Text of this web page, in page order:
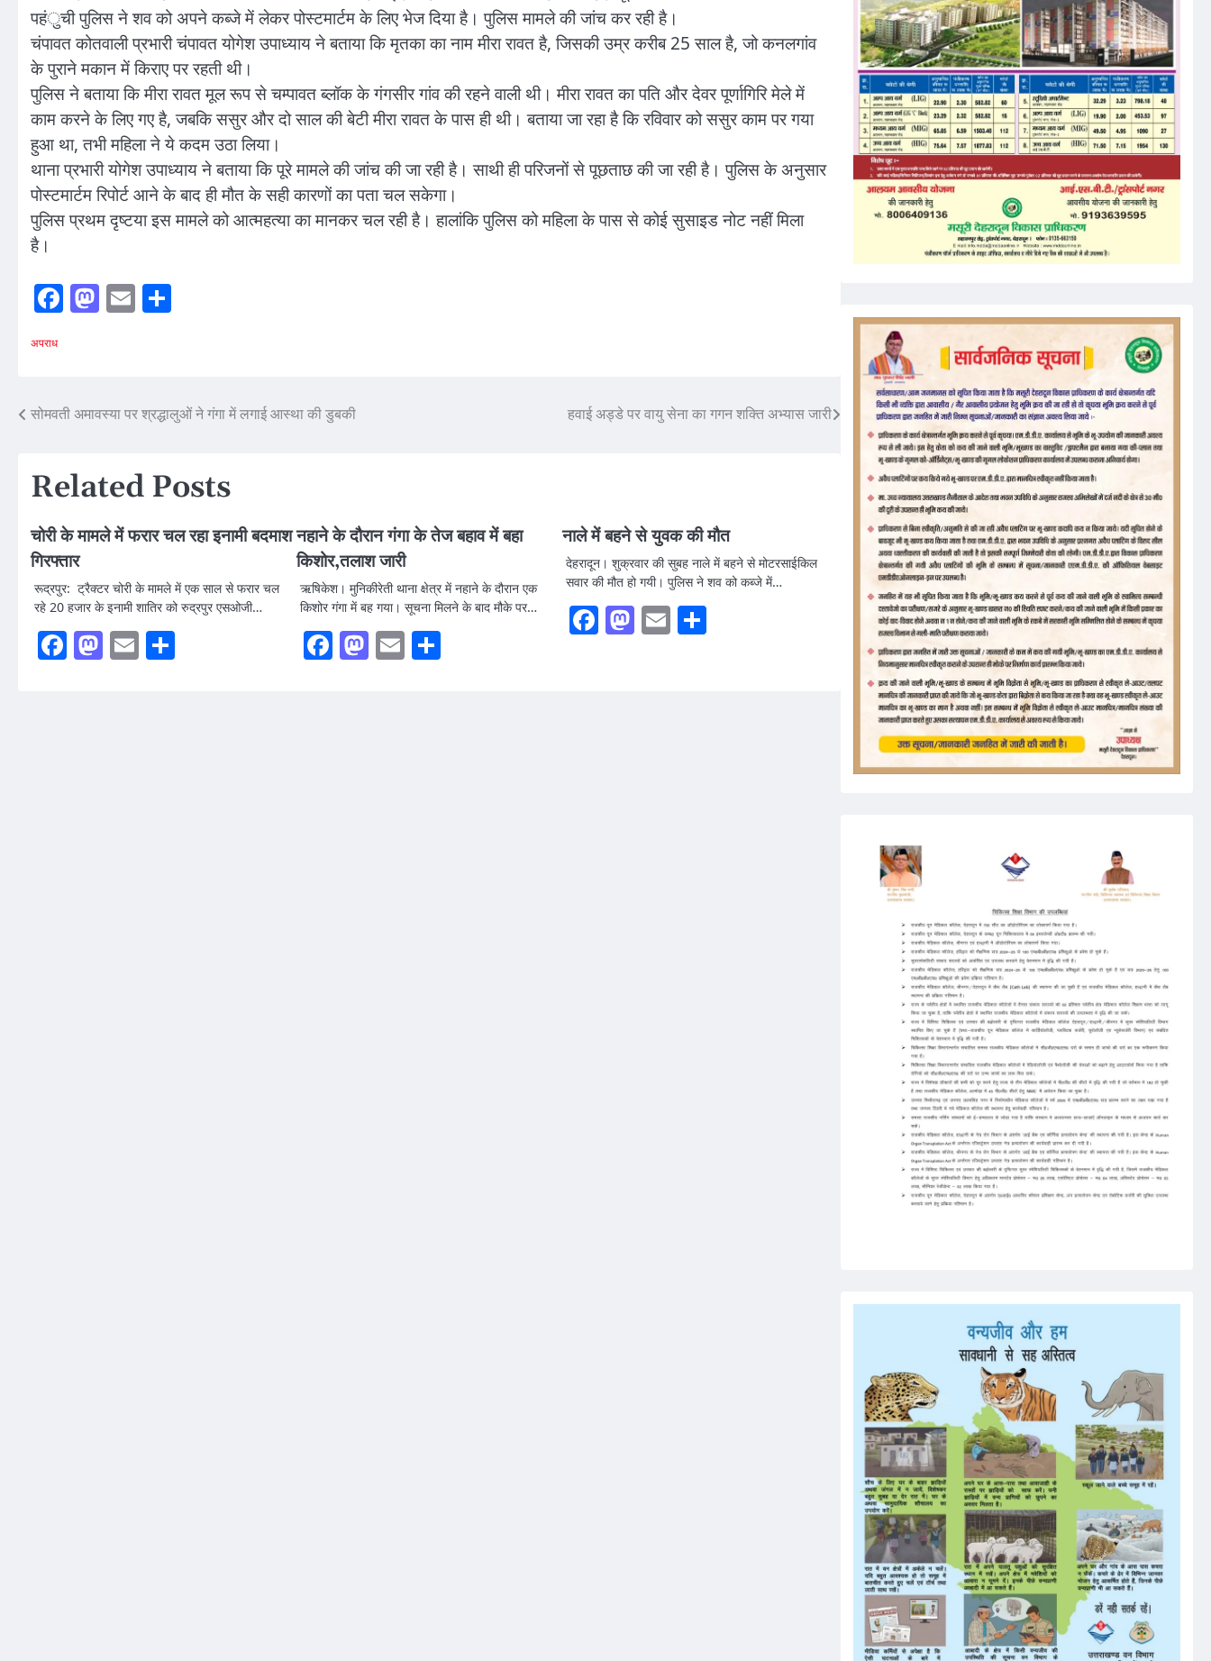
पहंुची पुलिस ने शव को अपने कब्जे में लेकर पोस्टमार्टम के लिए भेज दिया है। पुलिस मामले की जांच कर रही है।
चंपावत कोतवाली प्रभारी चंपावत योगेश उपाध्याय ने बताया कि मृतका का नाम मीरा रावत है, जिसकी उम्र करीब 25 साल है, जो कनलगांव
के पुराने मकान में किराए पर रहती थी।
पुलिस ने बताया कि मीरा रावत मूल रूप से चम्पावत ब्लॉक के गंगसीर गांव की रहने वाली थी। मीरा रावत का पति और देवर पूर्णागिरि मेले में
काम करने के लिए गए है, जबकि ससुर और दो साल की बेटी मीरा रावत के पास ही थी। बताया जा रहा है कि रविवार को ससुर काम पर गया
हुआ था, तभी महिला ने ये कदम उठा लिया।
थाना प्रभारी योगेश उपाध्याय ने बताया कि पूरे मामले की जांच की जा रही है। साथी ही परिजनों से पूछताछ की जा रही है। पुलिस के अनुसार
पोस्टमार्टम रिपोर्ट आने के बाद ही मौत के सही कारणों का पता चल सकेगा।
पुलिस प्रथम दृष्टया इस मामले को आत्महत्या का मानकर चल रही है। हालांकि पुलिस को महिला के पास से कोई सुसाइड नोट नहीं मिला
है।
Facebook
Mastodon
Email
अपराध
Post
सोमवती अमावस्या पर श्रद्धालुओं ने गंगा में लगाई आस्था की डुबकी हवाई अड्डे पर वायु सेना का गगन शक्ति अभ्यास जारी
Related Posts
चोरी के मामले में फरार चल रहा इनामी बदमाश
गिरफ्तार
रूद्रपुर: ट्रैक्टर चोरी के मामले में एक साल से फरार चल
रहे 20 हजार के इनामी शातिर को रुद्रपुर एसओजी…
Facebook
Mastodon
Email
नहाने के दौरान गंगा के तेज बहाव में बहा
किशोर,तलाश जारी
ऋषिकेश। मुनिकीरेती थाना क्षेत्र में नहाने के दौरान एक
किशोर गंगा में बह गया। सूचना मिलने के बाद मौके पर…
Facebook
Mastodon
Email
नाले में बहने से युवक की मौत
देहरादून। शुक्रवार की सुबह नाले में बहने से मोटरसाईकिल
सवार की मौत हो गयी। पुलिस ने शव को कब्जे में…
Facebook
Mastodon
Email